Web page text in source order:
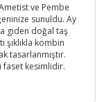
ve Pembe
sunuldu. Ay
giden doğal taş
şıklıkla kombin
tasarlanmıştır.
faset kesimlidir.